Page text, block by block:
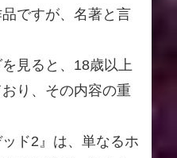
ですが、名著と言
見ると、18歳以上
り、その内容の重
ッド2』は、単なるホ